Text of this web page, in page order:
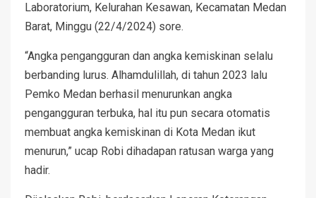
Laboratorium, Kelurahan Kesawan, Kecamatan Medan
Barat, Minggu (22/4/2024) sore.
“Angka pengangguran dan angka kemiskinan selalu
berbanding lurus. Alhamdulillah, di tahun 2023 lalu
Pemko Medan berhasil menurunkan angka
pengangguran terbuka, hal itu pun secara otomatis
membuat angka kemiskinan di Kota Medan ikut
menurun,” ucap Robi dihadapan ratusan warga yang
hadir.